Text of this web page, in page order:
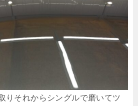
りそれからシングルで磨いてツ